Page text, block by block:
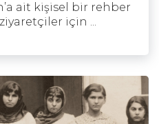
ait kişisel bir rehber
için ...